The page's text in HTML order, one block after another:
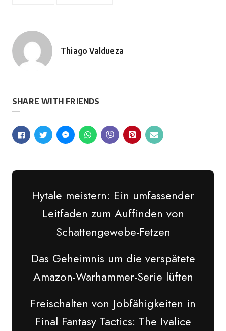
Geschrieben
Thiago Valdueza
SHARE WITH FRIENDS
Hytale meistern: Ein umfassender
Leitfaden zum Auffinden von
Schattengewebe-Fetzen
Das Geheimnis um die verspätete
Amazon-Warhammer-Serie lüften
Freischalten von Jobfähigkeiten in
Final Fantasy Tactics: The Ivalice